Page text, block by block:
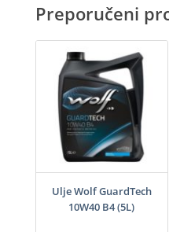
Preporučeni
Ulje Wolf GuardTech
10W40 B4 (5L)